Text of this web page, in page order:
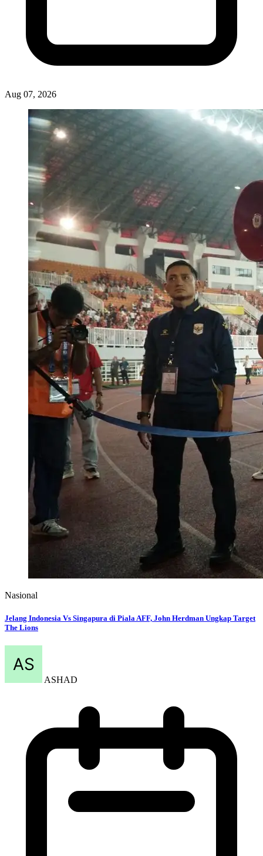
Aug 07, 2026
Nasional
Jelang Indonesia Vs Singapura di Piala AFF, John Herdman Ungkap Target
The Lions
ASHAD